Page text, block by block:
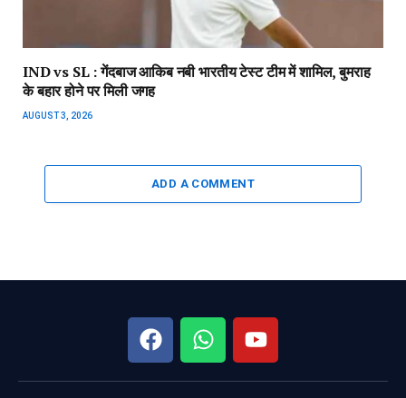
IND vs SL : गेंदबाज आकिब नबी भारतीय टेस्ट टीम में शामिल, बुमराह
के बहार होने पर मिली जगह
AUGUST 3, 2026
ADD A COMMENT